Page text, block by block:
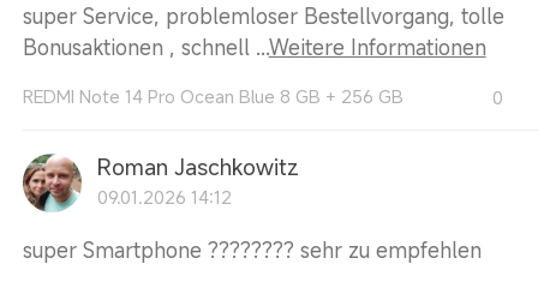
super Service, problemloser Bestellvorgang, tolle
Bonusaktionen , schnell ...Weitere Informationen
REDMI Note 14 Pro Ocean Blue 8 GB + 256 GB 0
Roman Jaschkowitz
09.01.2026 14:12
super Smartphone ???????? sehr zu empfehlen